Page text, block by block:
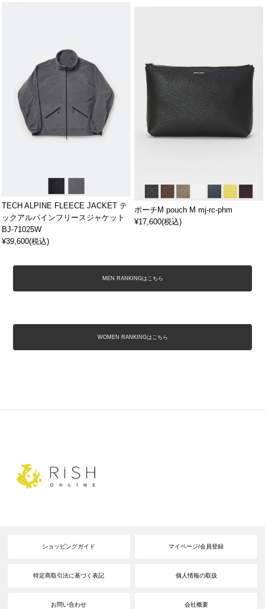
TECH ALPINE FLEECE JACKET テ
ックアルパインフリースジャケット
BJ-71025W
¥39,600(税込)
ポーチM pouch M mj-rc-phm
¥17,600(税込)
MEN RANKINGはこちら
WOMEN RANKINGはこちら
ショッピングガイド マイページ/会員登録
特定商取引法に基づく表記 個人情報の取扱
お問い合わせ 会社概要